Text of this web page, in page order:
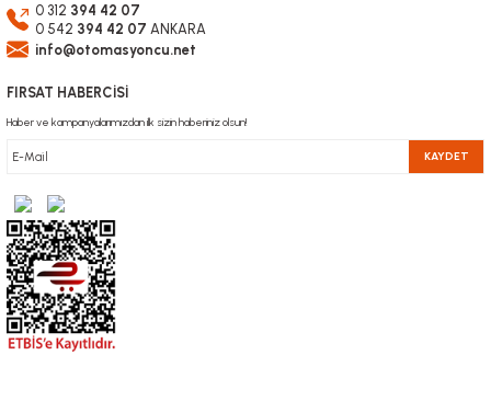
0 312 394 42 07
0 542 394 42 07 ANKARA
info@otomasyoncu.net
FIRSAT HABERCİSİ
Haber ve kampanyalarımızdan ilk sizin haberiniz olsun!
KAYDET